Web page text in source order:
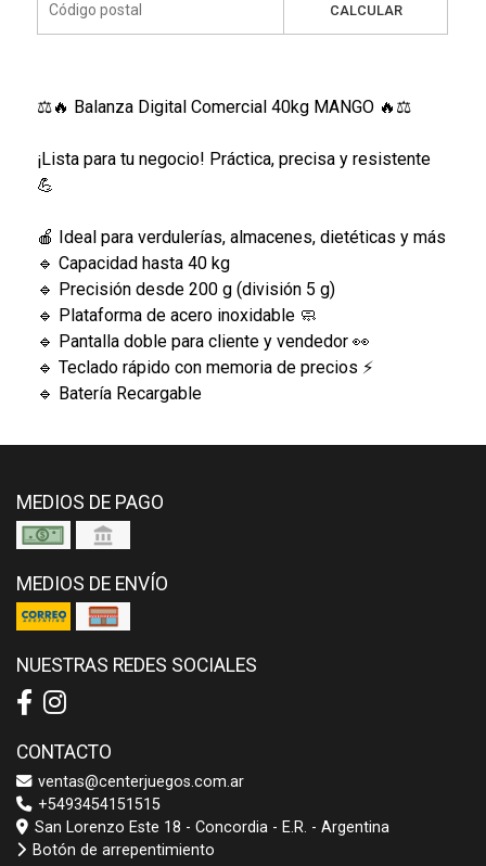
CALCULAR
⚖️🔥 Balanza Digital Comercial 40kg MANGO 🔥⚖️
¡Lista para tu negocio! Práctica, precisa y resistente
💪
🍎 Ideal para verdulerías, almacenes, dietéticas y más
🔹 Capacidad hasta 40 kg
🔹 Precisión desde 200 g (división 5 g)
🔹 Plataforma de acero inoxidable 🧼
🔹 Pantalla doble para cliente y vendedor 👀
🔹 Teclado rápido con memoria de precios ⚡
🔹 Batería Recargable
MEDIOS DE PAGO
MEDIOS DE ENVÍO
NUESTRAS REDES SOCIALES
CONTACTO
ventas@centerjuegos.com.ar
+5493454151515
San Lorenzo Este 18 - Concordia - E.R. - Argentina
Botón de arrepentimiento